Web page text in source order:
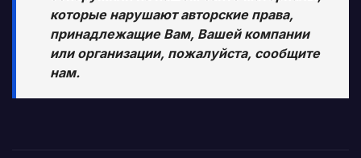
которые нарушают авторские права,
принадлежащие Вам, Вашей компании
или организации, пожалуйста, сообщите
нам.